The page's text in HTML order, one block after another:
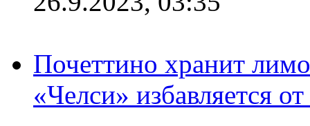
Почеттино хранит
«Челси» избавляется